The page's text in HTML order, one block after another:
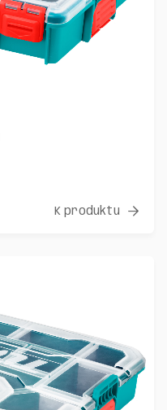
K produktu 